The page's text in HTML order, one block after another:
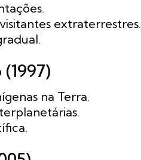
extraterrestres.
na Terra.